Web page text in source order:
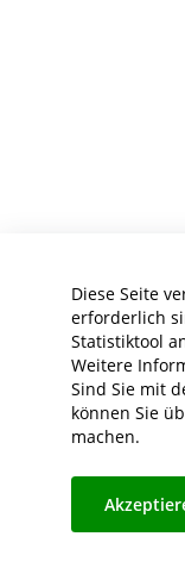
Diese Seite
erforderlich
Statistiktool
Weitere
Sind Sie mit
können Sie
machen.